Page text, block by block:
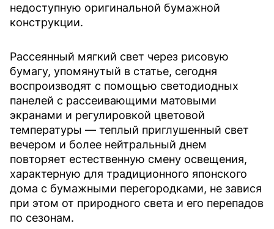
недоступную оригинальной бумажной
конструкции.
Рассеянный мягкий свет через рисовую
бумагу, упомянутый в статье, сегодня
воспроизводят с помощью светодиодных
панелей с рассеивающими матовыми
экранами и регулировкой цветовой
температуры — теплый приглушенный свет
вечером и более нейтральный днем
повторяет естественную смену освещения,
характерную для традиционного японского
дома с бумажными перегородками, не завися
при этом от природного света и его перепадов
по сезонам.